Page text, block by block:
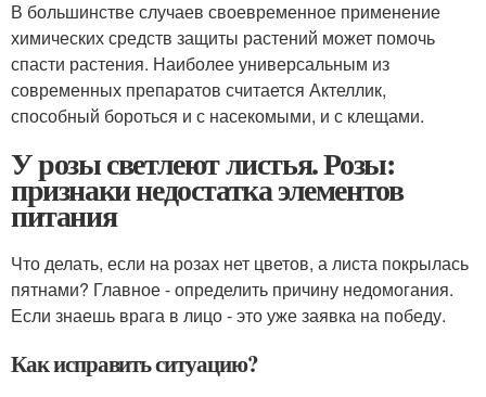
В большинстве случаев своевременное применение
химических средств защиты растений может помочь
спасти растения. Наиболее универсальным из
современных препаратов считается Актеллик,
способный бороться и с насекомыми, и с клещами.
У розы светлеют листья. Розы:
признаки недостатка элементов
питания
Что делать, если на розах нет цветов, а листа покрылась
пятнами? Главное - определить причину недомогания.
Если знаешь врага в лицо - это уже заявка на победу.
Как исправить ситуацию?